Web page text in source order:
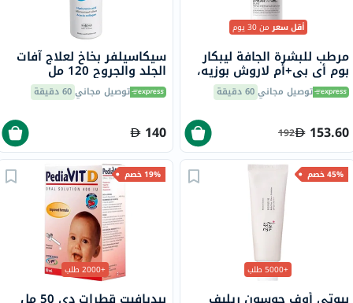
أقل سعرمن 30 يوم
مرطب للبشرة الجافة ليبكار
بوم أي بي+أم لاروش بوزيه،
400 مل توصيل مجاني60 دقيقة
153.60
192
سيكاسيلفر بخاخ لعلاج آفات
الجلد والجروح 120 مل
توصيل مجاني60 دقيقة
140
45% خصم
+5000 طلب
19% خصم
+2000 طلب